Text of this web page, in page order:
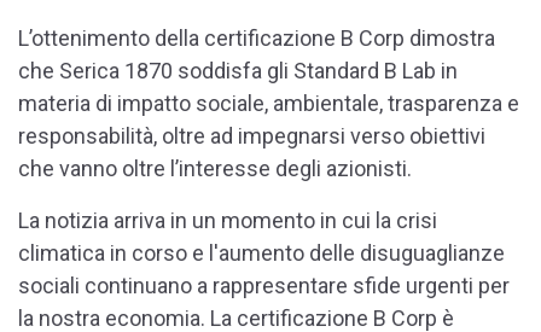
L’ottenimento della certificazione B Corp dimostra
che Serica 1870 soddisfa gli Standard B Lab in
materia di impatto sociale, ambientale, trasparenza e
responsabilità, oltre ad impegnarsi verso obiettivi
che vanno oltre l’interesse degli azionisti.
La notizia arriva in un momento in cui la crisi
climatica in corso e l'aumento delle disuguaglianze
sociali continuano a rappresentare sfide urgenti per
la nostra economia. La certificazione B Corp è